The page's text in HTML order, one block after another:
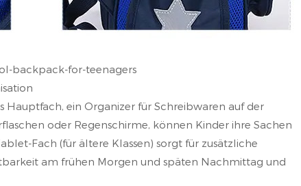
backpack-for-teenagers
ein Organizer für Schreibwaren auf der
oder Regenschirme, können Kinder ihre Sachen
Fach (für ältere Klassen) sorgt für zusätzliche
am frühen Morgen und späten Nachmittag und